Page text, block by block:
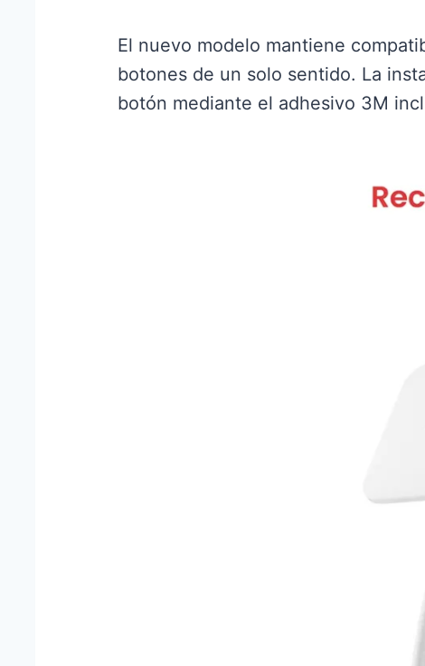
El nuevo modelo mantiene
botones de un solo sentido. La
botón mediante el adhesivo 3M